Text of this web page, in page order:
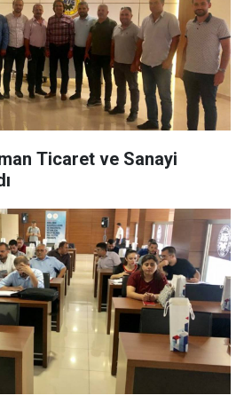
Ticaret ve Sanayi